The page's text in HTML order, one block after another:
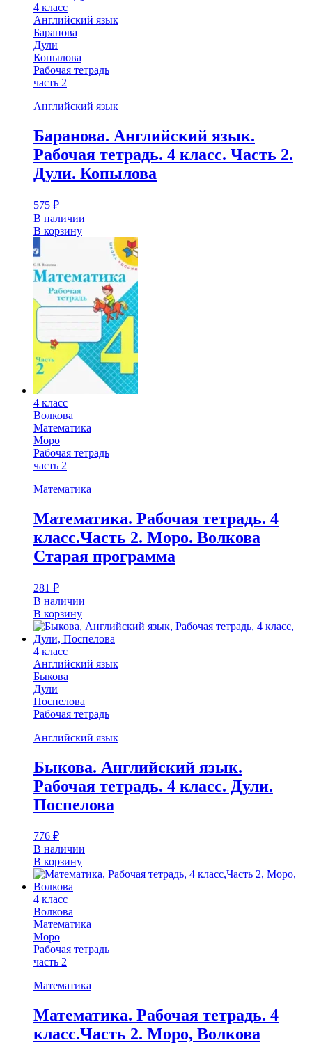
4 класс
Английский язык
Баранова
Дули
Копылова
Рабочая тетрадь
часть 2
Английский язык
Баранова. Английский язык.
Рабочая тетрадь. 4 класс. Часть 2.
Дули. Копылова
575 ₽
В наличии
В корзину
4 класс
Волкова
Математика
Моро
Рабочая тетрадь
часть 2
Математика
Математика. Рабочая тетрадь. 4
класс.Часть 2. Моро. Волкова
Старая программа
281 ₽
В наличии
В корзину
4 класс
Английский язык
Быкова
Дули
Поспелова
Рабочая тетрадь
Английский язык
Быкова. Английский язык.
Рабочая тетрадь. 4 класс. Дули.
Поспелова
776 ₽
В наличии
В корзину
4 класс
Волкова
Математика
Моро
Рабочая тетрадь
часть 2
Математика
Математика. Рабочая тетрадь. 4
класс.Часть 2. Моро, Волкова